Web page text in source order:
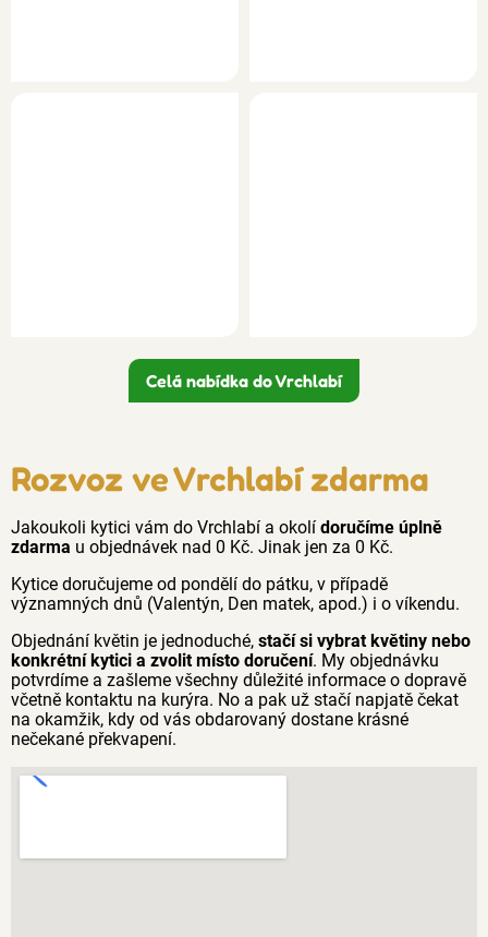
Celá nabídka do Vrchlabí
Rozvoz ve Vrchlabí zdarma
Jakoukoli kytici vám do Vrchlabí a okolí doručíme úplně
zdarma u objednávek nad 0 Kč. Jinak jen za 0 Kč.
Kytice doručujeme od pondělí do pátku, v případě
významných dnů (Valentýn, Den matek, apod.) i o víkendu.
Objednání květin je jednoduché, stačí si vybrat květiny nebo
konkrétní kytici a zvolit místo doručení. My objednávku
potvrdíme a zašleme všechny důležité informace o dopravě
včetně kontaktu na kurýra. No a pak už stačí napjatě čekat
na okamžik, kdy od vás obdarovaný dostane krásné
nečekané překvapení.